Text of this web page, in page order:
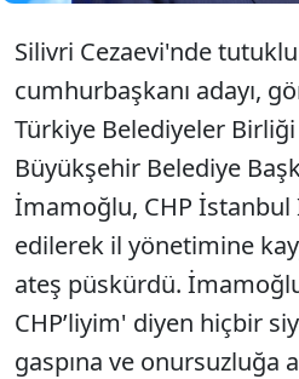
Silivri Cezaevi'nde
cumhurbaşkanı adayı,
Türkiye Belediyeler
Büyükşehir Belediye
İmamoğlu, CHP
edilerek il yönetimine
ateş püskürdü.
CHP’liyim' diyen hiçbir
gaspına ve onursuzluğa